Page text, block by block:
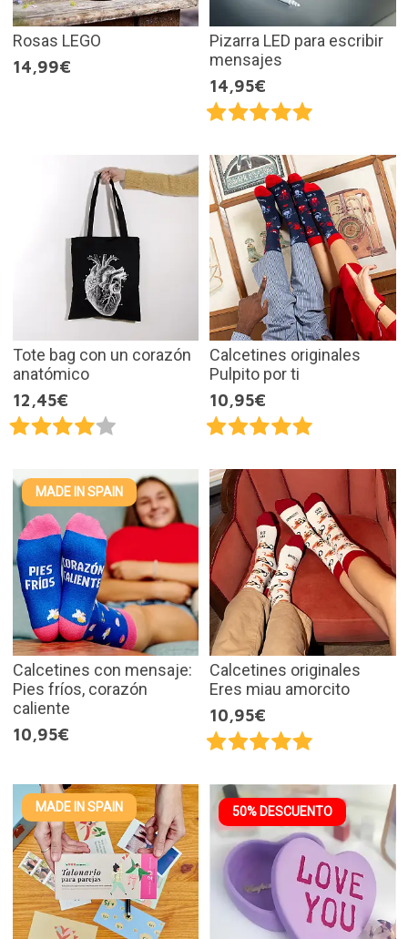
Rosas LEGO
14,99€
Pizarra LED para escribir
mensajes
14,95€
Tote bag con un corazón
anatómico
12,45€
Calcetines originales
Pulpito por ti
10,95€
MADE IN SPAIN
Calcetines con mensaje:
Pies fríos, corazón
caliente
10,95€
Calcetines originales
Eres miau amorcito
10,95€
MADE IN SPAIN 50% DESCUENTO